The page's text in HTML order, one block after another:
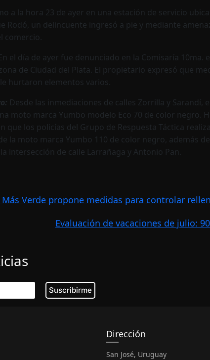
a la hora 23 de ayer en una estación de servicio
Rodó, un delincuente ingresó a pie y mediante
comercio.
el día de ayer fue denunciado en la Comisaría
de Ciudad del Plata. El propietario expresó que
hurtaron elementos varios.
Desde las inmediaciones de calles Zorrilla y
moto marca Yumbo modelo Eco 70 de color negro.
que los policías del Grupo de Respuesta Táctica
la moto marca Yumbo 110 de color negro, además
intersección de calle Larrañaga y Antonio Pan.
Más Verde propone medidas para controlar
Evaluación de vacaciones de julio:
Dirección
San José, Uruguay